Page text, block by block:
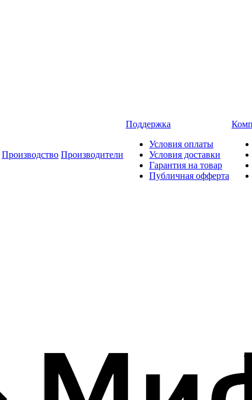
Производство Производители
Поддержка
Условия оплаты
Условия доставки
Гарантия на товар
Публичная офферта